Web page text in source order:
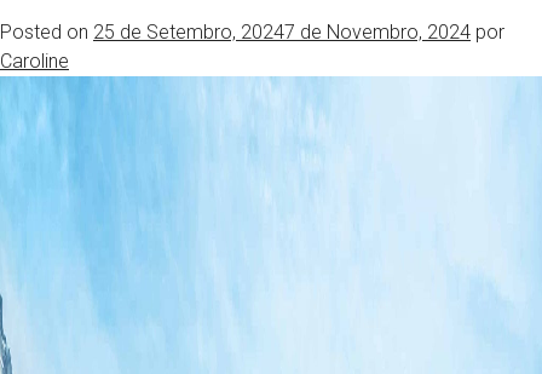
Posted on 25 de Setembro, 20247 de Novembro, 2024 por
Caroline